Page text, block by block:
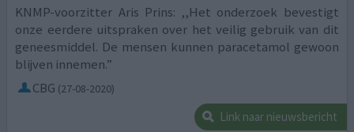
KNMP-voorzitter Aris Prins: ,,Het onderzoek bevestigt
onze eerdere uitspraken over het veilig gebruik van dit
geneesmiddel. De mensen kunnen paracetamol gewoon
blijven innemen.”
CBG (27-08-2020)
Link naar nieuwsbericht